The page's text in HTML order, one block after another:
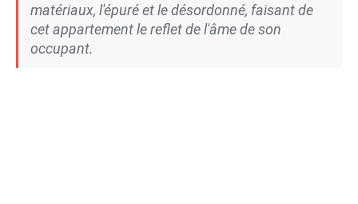
matériaux, l'épuré et le désordonné, faisant de
cet appartement le reflet de l'âme de son
occupant.